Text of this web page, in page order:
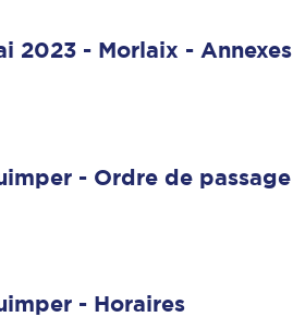
2023 - Morlaix - Annexes
- Ordre de passage
- Horaires